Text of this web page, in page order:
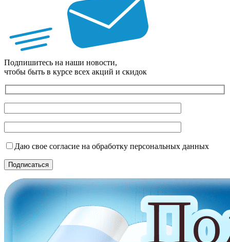
Подпишитесь на наши новости,
чтобы быть в курсе всех акций и скидок
Даю свое согласие на обработку персональных данных